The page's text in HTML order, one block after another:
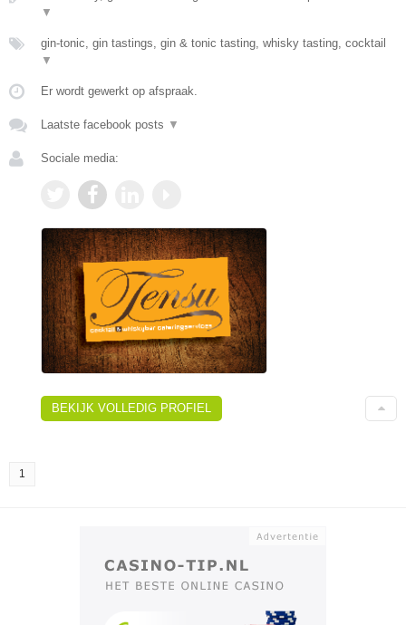
▼
gin-tonic, gin tastings, gin & tonic tasting, whisky tasting, cocktail
▼
Er wordt gewerkt op afspraak.
Laatste facebook posts ▼
Sociale media:
BEKIJK VOLLEDIG PROFIEL
1